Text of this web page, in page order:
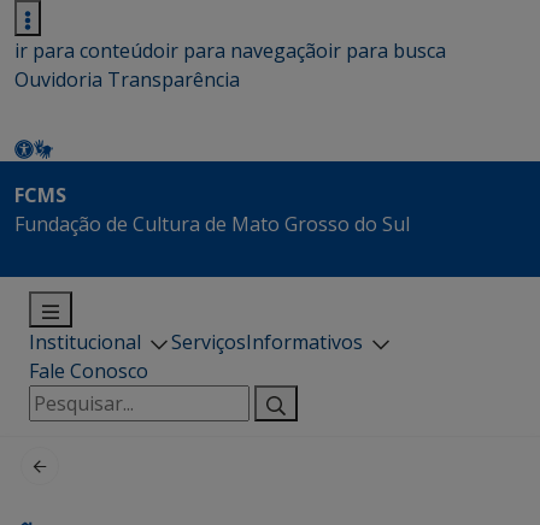
ir para conteúdoir para navegaçãoir para busca
Ouvidoria Transparência
FCMS
Fundação de Cultura de Mato Grosso do Sul
Institucional ServiçosInformativos
Fale Conosco
Pesquisar
por: